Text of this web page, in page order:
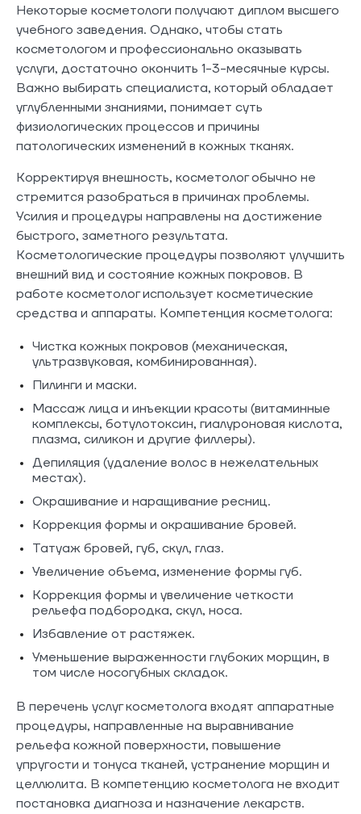
Некоторые косметологи получают диплом высшего
учебного заведения. Однако, чтобы стать
косметологом и профессионально оказывать
услуги, достаточно окончить 1-3-месячные курсы.
Важно выбирать специалиста, который обладает
углубленными знаниями, понимает суть
физиологических процессов и причины
патологических изменений в кожных тканях.
Корректируя внешность, косметолог обычно не
стремится разобраться в причинах проблемы.
Усилия и процедуры направлены на достижение
быстрого, заметного результата.
Косметологические процедуры позволяют улучшить
внешний вид и состояние кожных покровов. В
работе косметолог использует косметические
средства и аппараты. Компетенция косметолога:
Чистка кожных покровов (механическая,
ультразвуковая, комбинированная).
Пилинги и маски.
Массаж лица и инъекции красоты (витаминные
комплексы, ботулотоксин, гиалуроновая кислота,
плазма, силикон и другие филлеры).
Депиляция (удаление волос в нежелательных
местах).
Окрашивание и наращивание ресниц.
Коррекция формы и окрашивание бровей.
Татуаж бровей, губ, скул, глаз.
Увеличение объема, изменение формы губ.
Коррекция формы и увеличение четкости
рельефа подбородка, скул, носа.
Избавление от растяжек.
Уменьшение выраженности глубоких морщин, в
том числе носогубных складок.
В перечень услуг косметолога входят аппаратные
процедуры, направленные на выравнивание
рельефа кожной поверхности, повышение
упругости и тонуса тканей, устранение морщин и
целлюлита. В компетенцию косметолога не входит
постановка диагноза и назначение лекарств.